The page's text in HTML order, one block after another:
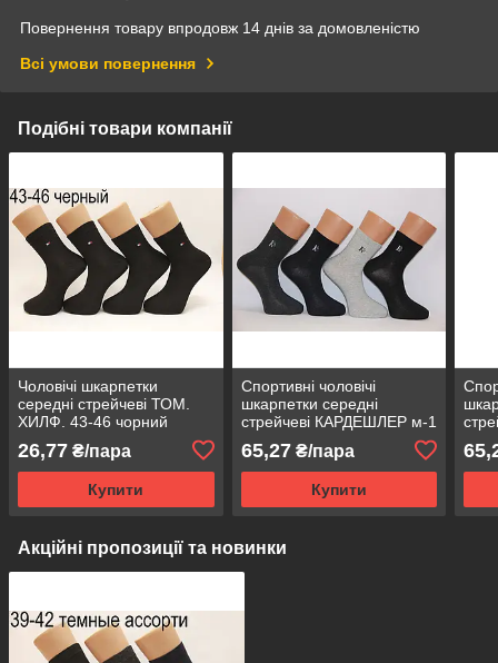
Повернення товару впродовж 14 днів за домовленістю
Всі умови повернення
Подібні товари компанії
Чоловічі шкарпетки
середні стрейчеві ТОМ.
ХИЛФ. 43-46 чорний
26,77 ₴/пара
Купити
Спортивні чоловічі
шкарпетки середні
стрейчеві КАРДЕШЛЕР м-1
65,27₴/пара
Купити
Акційні пропозиції та новинки